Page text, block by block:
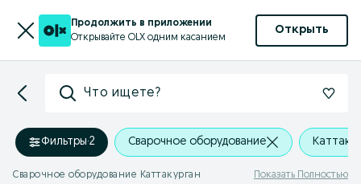
Продолжить в приложении
Открывайте OLX одним касанием
Открыть
Что ищете?
Фильтры·2 Сварочное оборудование
Сварочное оборудование Каттакурган Показать Полностью